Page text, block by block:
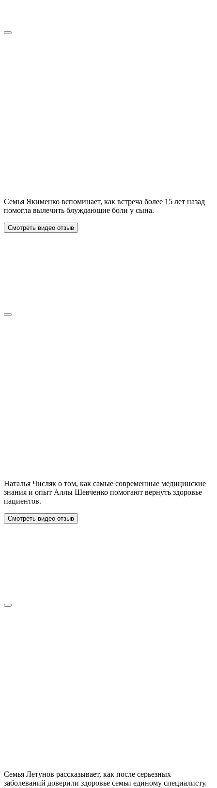
Семья Якименко вспоминает, как встреча более 15 лет назад
помогла вылечить блуждающие боли у сына.
Смотреть видео отзыв
Наталья Числяк о том, как самые современные медицинские
знания и опыт Аллы Шевченко помогают вернуть здоровье
пациентов.
Смотреть видео отзыв
Семья Летунов рассказывает, как после серьезных
заболеваний доверили здоровье семьи единому специалисту.